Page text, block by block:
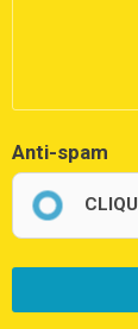
Anti-spam